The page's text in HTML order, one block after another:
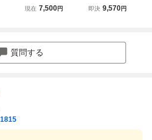
プ
00DSP AVアンプ
現在 7,500円
0 DSPプロセッサ
即決 9,570円
質問する